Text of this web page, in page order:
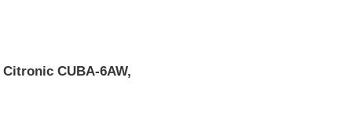
Citronic CUBA-6AW,